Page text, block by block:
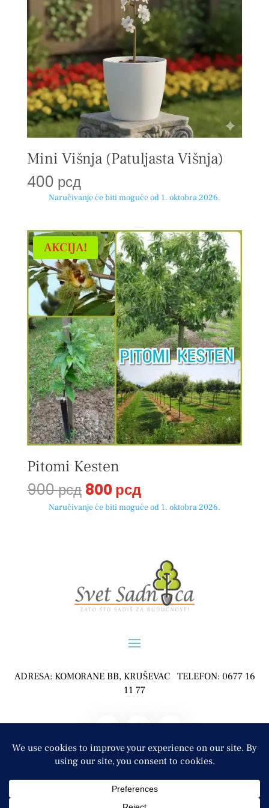
Mini Višnja (Patuljasta Višnja)
400 рсд
Naručivanje će biti moguće od 1. oktobra 2026.
AKCIJA!
Pitomi Kesten
900рсд Originalna
cena
800рсдTrenutna
cena
Naručivanje će biti moguće od 1. oktobra 2026.
ADRESA: KOMORANE BB, KRUŠEVAC TELEFON: 0677 16
11 77